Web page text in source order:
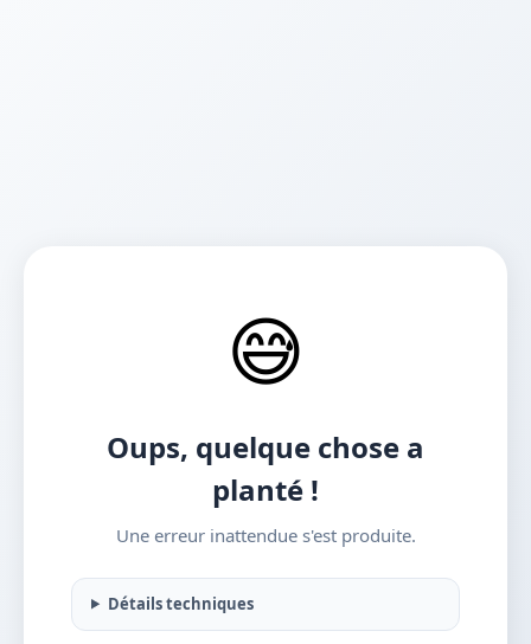
😅
Oups, quelque chose a
planté !
Une erreur inattendue s'est produite.
Détails techniques